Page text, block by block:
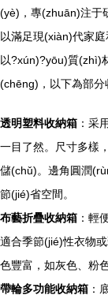
(yè)，專(zhuān)注于
以滿足現(xiàn)代家
以?xún)?yōu)質(zhì)
(chēng)，以下為部分
透明塑料收納箱 ：采
一目了然。尺寸多樣
儲(chǔ)。邊角圓潤
節(jié)省空間。
布藝折疊收納箱 ：輕
適合季節(jié)性衣物
色豐富，如灰色、粉
帶輪多功能收納箱 ：